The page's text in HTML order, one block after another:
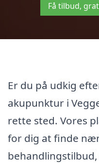
Få tilbud,
Er du på udkig
akupunktur i
rette sted. Vores
for dig at finde